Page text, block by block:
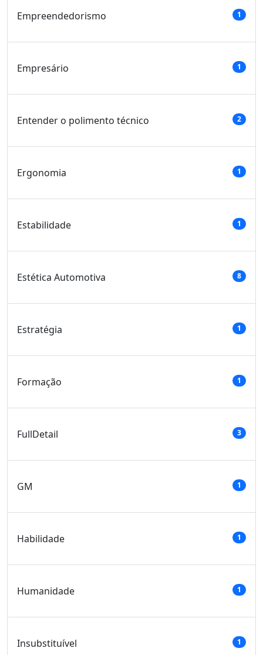
Empreendedorismo 1
Empresário 1
Entender o polimento técnico 2
Ergonomia 1
Estabilidade 1
Estética Automotiva 8
Estratégia 1
Formação 1
FullDetail 3
GM 1
Habilidade 1
Humanidade 1
Insubstituível 1